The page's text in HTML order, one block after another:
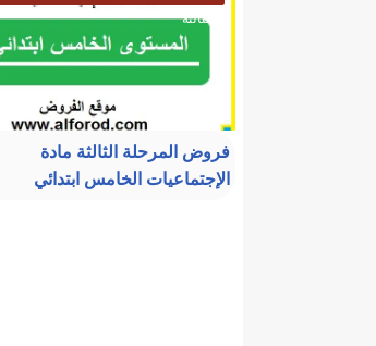
الثالثة
فروض المرحلة الثالثة مادة
الإجتماعيات الخامس ابتدائي